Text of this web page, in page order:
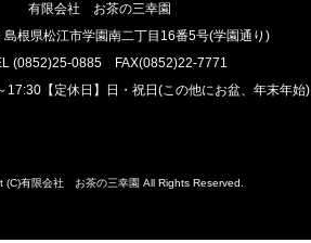
有限会社 お茶の三幸園
根県松江市学園南二丁目16番5号(学園通り)
(0852)25-0885 FAX(0852)22-7771
17:30【定休日】日・祝日(この他にお盆、年末年始)
(C)有限会社 お茶の三幸園 All Rights Reserved.